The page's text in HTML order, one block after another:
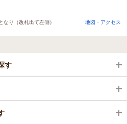
なり（改札出て左側） 地図・アクセス
す